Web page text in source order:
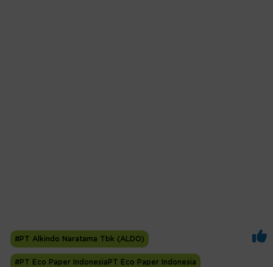
#PT Alkindo Naratama Tbk (ALDO)
#PT Eco Paper IndonesiaPT Eco Paper Indonesia